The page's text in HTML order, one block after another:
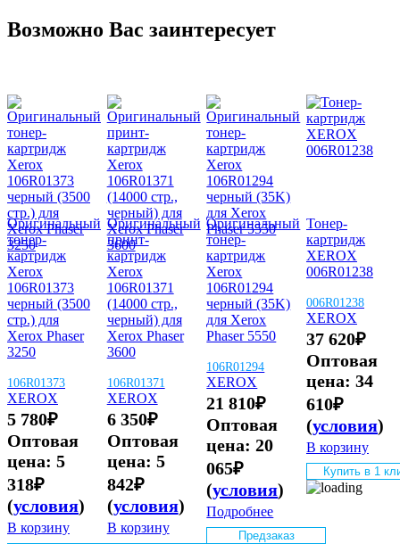
Возможно Вас заинтересует
Оригинальный
тонер-
картридж
Xerox
106R01373
черный (3500
стр.) для
Xerox Phaser
3250
106R01373
XEROX
5 780₽
Оптовая
цена: 5
318₽
(условия)
В корзину
Оригинальный
принт-
картридж
Xerox
106R01371​
(14000 стр.,
черный) для
Xerox Phaser
3600
106R01371
XEROX
6 350₽
Оптовая
цена: 5
842₽
(условия)
В корзину
Оригинальный
тонер-
картридж
Xerox
106R01294
черный (35K)
для Xerox
Phaser 5550
106R01294
XEROX
21 810₽
Оптовая
цена:20
065₽
(условия)
Подробнее
Предзаказ
Тонер-
картридж
XEROX
006R01238
006R01238
XEROX
37 620₽
Оптовая
цена: 34
610₽
(условия)
В корзину
Купить в 1